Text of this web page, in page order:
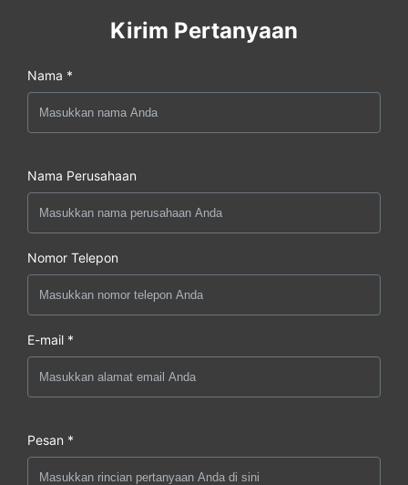
Kirim Pertanyaan
Nama *
Nama Perusahaan
Nomor Telepon
E-mail *
Pesan *